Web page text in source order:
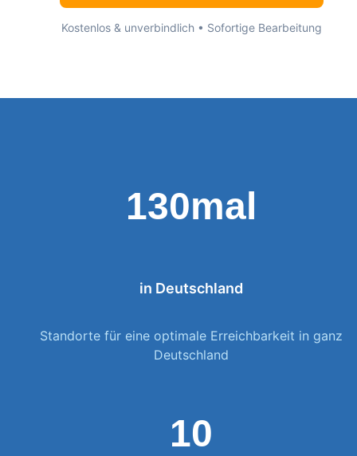
Kostenlos & unverbindlich • Sofortige Bearbeitung
130mal
in Deutschland
Standorte für eine optimale Erreichbarkeit in ganz
Deutschland
10